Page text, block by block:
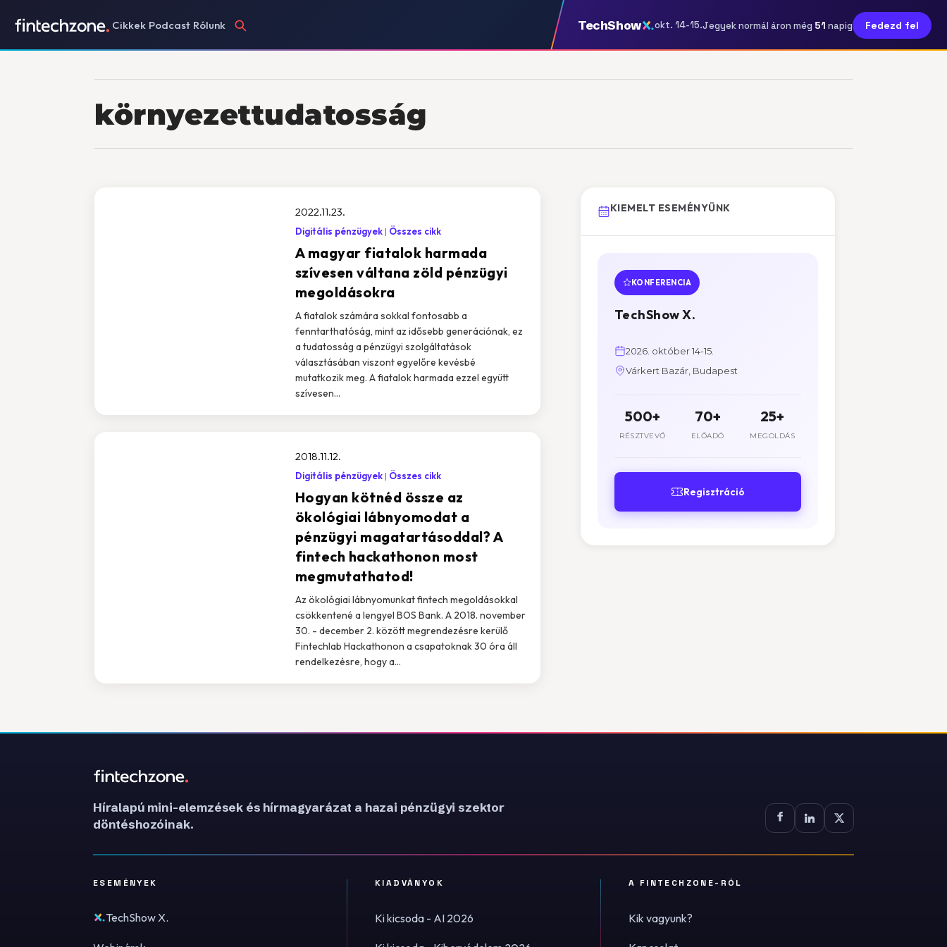
Cikkek Podcast Rólunk TechShow okt. 14-15.Jegyek normál áron még 51 napig Fedezd fel
környezettudatosság
A magyar fiatalok harmada
szívesen váltana zöld pénzügyi
megoldásokra
2022.11.23.
Digitális pénzügyek Összes cikk
A fiatalok számára sokkal fontosabb a
fenntarthatóság, mint az idősebb generációnak, ez
a tudatosság a pénzügyi szolgáltatások
választásában viszont egyelőre kevésbé
mutatkozik meg. A fiatalok harmada ezzel együtt
szívesen...
Hogyan kötnéd össze az
ökológiai lábnyomodat a
pénzügyi magatartásoddal? A
fintech hackathonon most
megmutathatod!
2018.11.12.
Digitális pénzügyek Összes cikk
Az ökológiai lábnyomunkat fintech megoldásokkal
csökkentené a lengyel BOS Bank. A 2018. november
30. - december 2. között megrendezésre kerülő
Fintechlab Hackathonon a csapatoknak 30 óra áll
rendelkezésre, hogy a...
KIEMELT ESEMÉNYÜNK
KONFERENCIA
TechShow X.
2026. október 14-15.
Várkert Bazár, Budapest
500+
RÉSZTVEVŐ
70+
ELŐADÓ
25+
MEGOLDÁS
Regisztráció
Híralapú mini-elemzések és hírmagyarázat a hazai pénzügyi szektor
döntéshozóinak.
ESEMÉNYEK
TechShow X.
KIADVÁNYOK
Ki kicsoda - AI 2026
A FINTECHZONE-RÓL
Kik vagyunk?